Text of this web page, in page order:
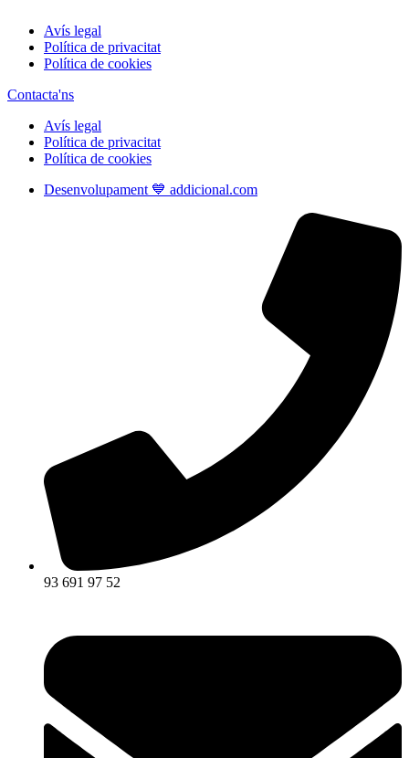
Avís legal
Política de privacitat
Política de cookies
Contacta'ns
Avís legal
Política de privacitat
Política de cookies
Desenvolupament 💙 addicional.com
93 691 97 52